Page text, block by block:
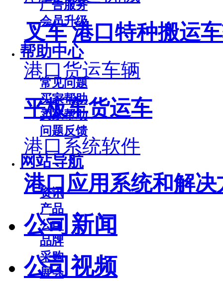
广告服务
会员升级
帮助中心
常见问题
买家帮助
卖家帮助
问题反馈
网站导航
资讯
产品
公司
品牌
采购
展会
叉车 港口特种搬运
港口货运车辆
平板车货运车
港口系统软件
港口应用系统和解决
公司新闻
公司视频